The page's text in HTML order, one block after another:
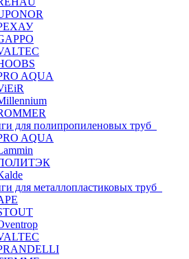
AQUA
для полипропиленовых труб
AQUA
для металлопластиковых труб